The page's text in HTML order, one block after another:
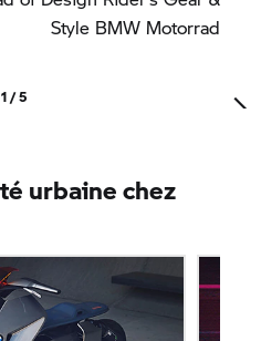
Style BMW Motorrad
1 / 5
urbaine chez